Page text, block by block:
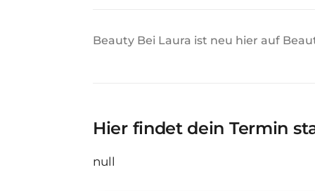
Beauty Bei Laura ist neu hier auf
Hier findet dein Termin
null